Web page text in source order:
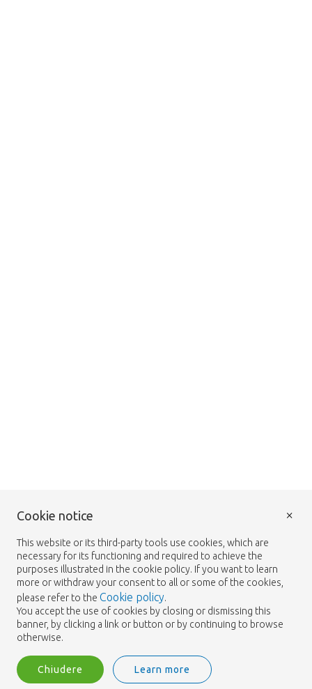
Cookie notice
This website or its third-party tools use cookies, which are
necessary for its functioning and required to achieve the
purposes illustrated in the cookie policy. If you want to learn
more or withdraw your consent to all or some of the cookies,
please refer to the Cookie policy.
You accept the use of cookies by closing or dismissing this
banner, by clicking a link or button or by continuing to browse
otherwise.
Chiudere Learn more
×